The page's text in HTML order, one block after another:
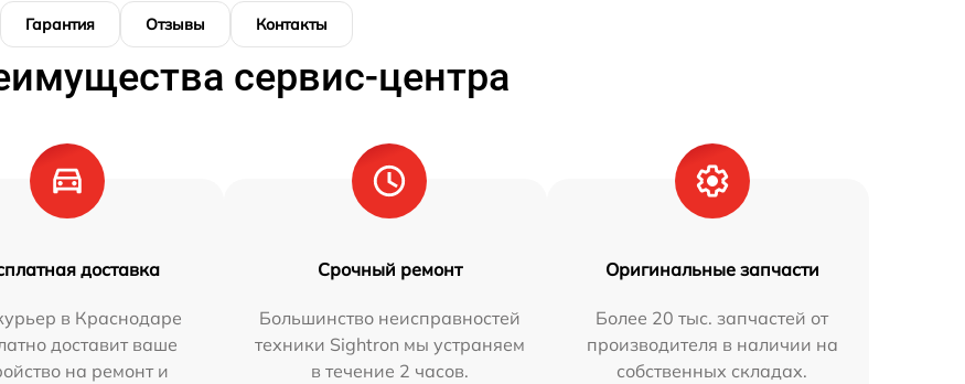
Гарантия Отзывы Контакты
сервис-центра
доставка
в Краснодаре
доставит ваше
на ремонт и
Срочный ремонт
Большинство неисправностей
техники Sightron мы устраняем
в течение 2 часов.
Оригинальные запчасти
Более 20 тыс. запчастей от
производителя в наличии на
собственных складах.